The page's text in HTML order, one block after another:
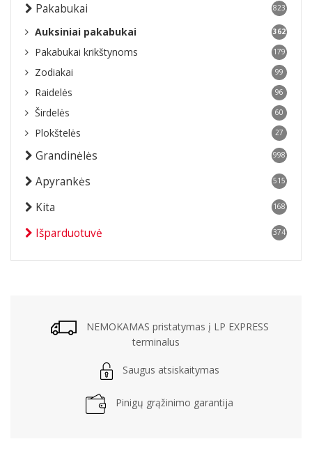
Pakabukai 823
Auksiniai pakabukai 362
Pakabukai krikštynoms 179
Zodiakai 99
Raidelės 96
Širdelės 60
Plokštelės 27
Grandinėlės 998
Apyrankės 515
Kita 168
Išparduotuvė 374
NEMOKAMAS pristatymas į LP EXPRESS
terminalus
Saugus atsiskaitymas
Pinigų grąžinimo garantija